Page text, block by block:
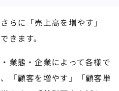
らに「売上高を増やす」
きます。
業態・企業によって各様で
「顧客を増やす」「顧客単